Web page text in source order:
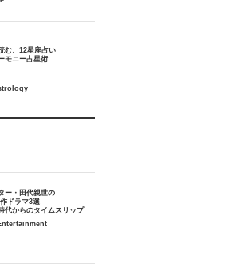
む、12星座占い
ー・田代親世の
ドラマ3選
からのタイムスリップ